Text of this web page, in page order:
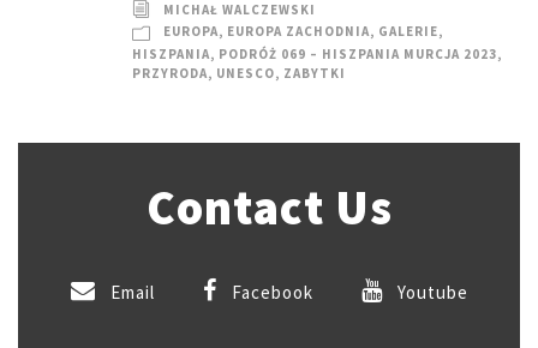
MICHAŁ WALCZEWSKI
EUROPA, EUROPA ZACHODNIA, GALERIE,
HISZPANIA, PODRÓŻ 069 – HISZPANIA MURCJA 2023,
PRZYRODA, UNESCO, ZABYTKI
Contact Us
Email Facebook Youtube